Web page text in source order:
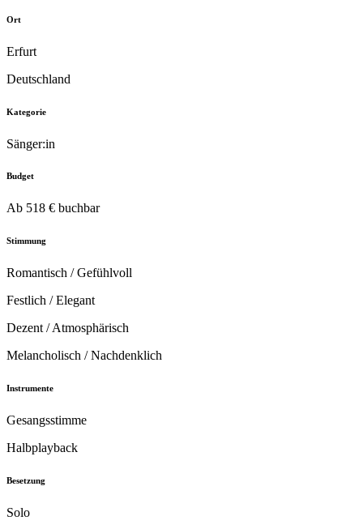
Ort
Erfurt
Deutschland
Kategorie
Sänger:in
Budget
Ab 518 € buchbar
Stimmung
Romantisch / Gefühlvoll
Festlich / Elegant
Dezent / Atmosphärisch
Melancholisch / Nachdenklich
Instrumente
Gesangsstimme
Halbplayback
Besetzung
Solo